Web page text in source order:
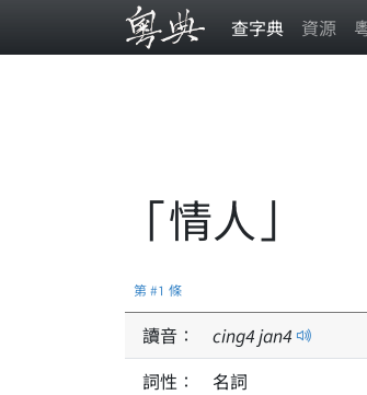
查字典 資源
「情人」
第 #1 條
讀音： cing4jan4
詞性：
名詞